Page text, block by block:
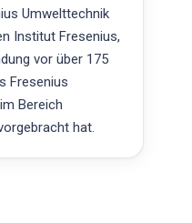
Umwelttechnik
Institut Fresenius,
vor über 175
Fresenius
Bereich
hat.